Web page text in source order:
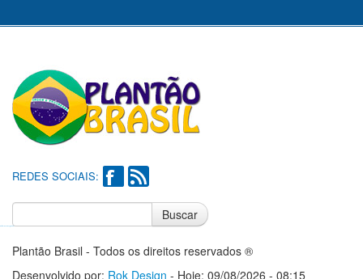
REDES SOCIAIS:
Buscar
Plantão Brasil - Todos os direitos reservados ®
Desenvolvido por: Rok Design - Hoje: 09/08/2026 - 08:15